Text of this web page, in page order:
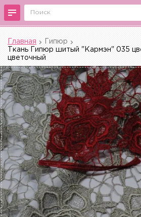
Главная
Гипюр
Ткань Гипюр шитый "Кармэн" 035
цветочный